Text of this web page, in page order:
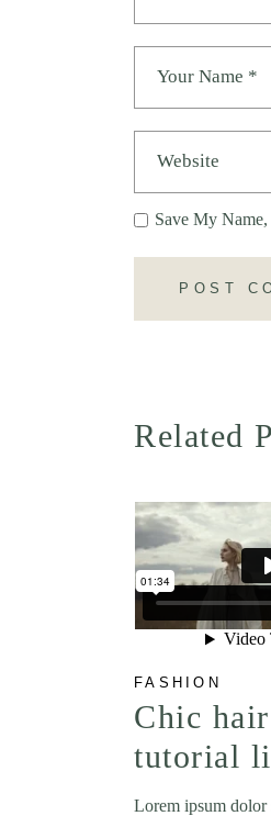
Save My
POST
Related
FASHION
Chic
tutorial
Lorem ipsum dolor